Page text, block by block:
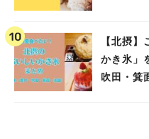
【北摂
かき氷」
吹田・箕